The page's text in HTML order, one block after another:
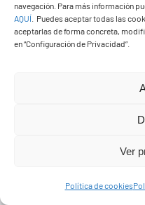
navegación. Para más información
AQUÍ
Puedes aceptar todas las
aceptarlas de forma concreta,
en “Configuración de Privacidad”.
Ver
Política de cookies